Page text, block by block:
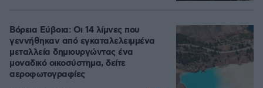
Βόρεια Εύβοια: Οι 14 λίμνες που
γεννήθηκαν από εγκαταλελειμμένα
μεταλλεία δημιουργώντας ένα
μοναδικό οικοσύστημα, δείτε
αεροφωτογραφίες